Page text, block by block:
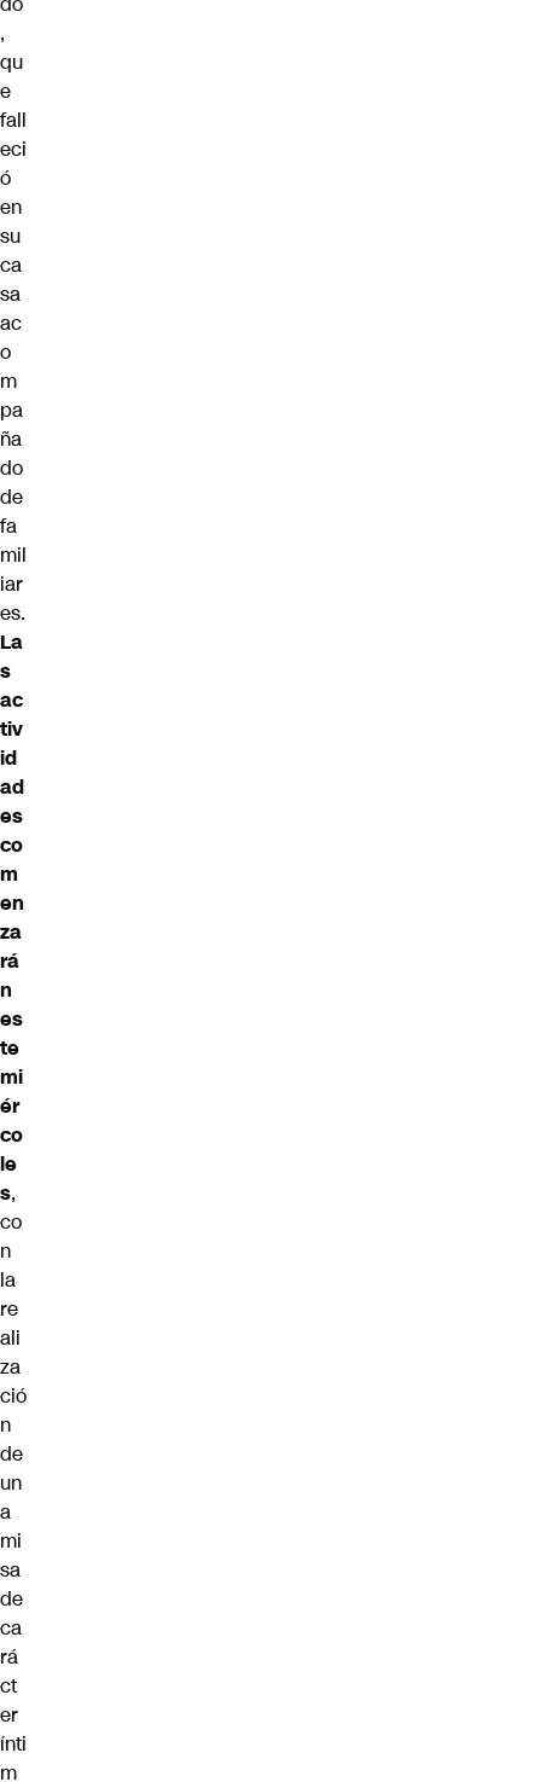
,
qu
e
fall
eci
ó
en
su
ca
sa
ac
o
m
pa
ña
do
de
fa
mil
iar
es.
La
s
ac
tiv
id
ad
es
co
m
en
za
rá
n
es
te
mi
ér
co
le
s,
co
n
la
re
ali
za
ció
n
de
un
a
mi
sa
de
ca
rá
ct
er
ínti
m